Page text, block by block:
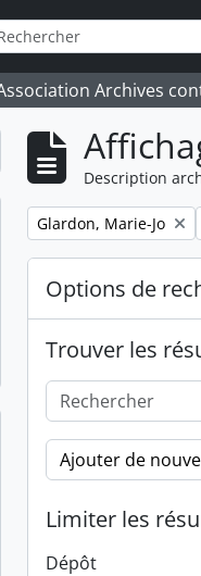
options
Archives
Description
Remove filter:
Glardon, Marie-Jo
Options de
Trouver les
Ajouter de
Limiter les
Dépôt